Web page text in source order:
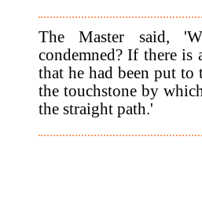
The Master said,
condemned? If there is
that he had been put to
the touchstone by
the straight path.'